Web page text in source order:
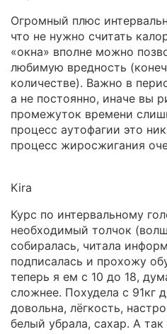
Огромный плюс
что не нужно считать
«окна» вполне можно
любимую вредность
количестве). Важно в
а не постоянно, иначе вы
промежуток времени
процесс аутофагии это
процесс жиросжигания
Kira
Курс по интервальному
необходимый толчок
собиралась, читала
подписалась и прохожу
теперь я ем с 10 до 18,
сложнее. Похудела с 91кг
довольна, лёгкость,
белый убрала, сахар. А